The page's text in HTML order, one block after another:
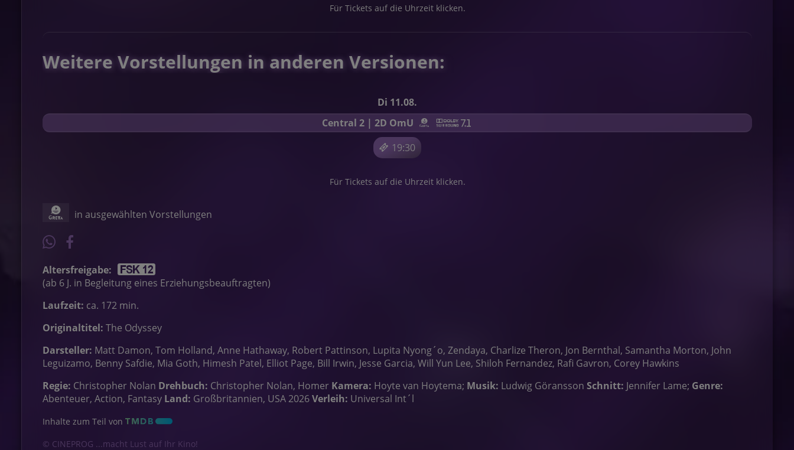
Für Tickets auf die Uhrzeit klicken.
Weitere Vorstellungen in anderen Versionen:
Di 11.08.
19:30
Central 2 | 2D OmU
Für Tickets auf die Uhrzeit klicken.
in ausgewählten Vorstellungen
Altersfreigabe:
(ab 6 J. in Begleitung eines Erziehungsbeauftragten)
Laufzeit: ca. 172 min.
Originaltitel: The Odyssey
Darsteller: Matt Damon, Tom Holland, Anne Hathaway, Robert Pattinson, Lupita Nyong´o, Zendaya, Charlize Theron, Jon Bernthal, Samantha Morton, John
Leguizamo, Benny Safdie, Mia Goth, Himesh Patel, Elliot Page, Bill Irwin, Jesse Garcia, Will Yun Lee, Shiloh Fernandez, Rafi Gavron, Corey Hawkins
Regie: Christopher Nolan Drehbuch: Christopher Nolan, Homer Kamera: Hoyte van Hoytema; Musik: Ludwig Göransson Schnitt: Jennifer Lame; Genre:
Abenteuer, Action, Fantasy Land: Großbritannien, USA 2026Verleih: Universal Int´l
Inhalte zum Teil von
© CINEPROG ...macht Lust auf Ihr Kino!